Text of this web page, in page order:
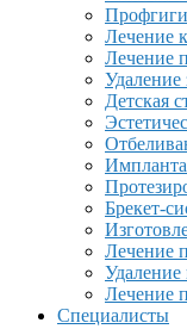
Лечение
Лечение
Удаление
Детская
Брекет-
Лечение
Удаление
Лечение
Специалисты